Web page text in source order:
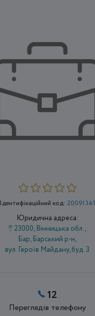
Ідентифікаційний код: 20091341
Юридична адреса:
23000, Вінницька обл.,
Бар, Барський р-н,
вул. Героїв Майдану, буд. 3
12
Переглядів телефону